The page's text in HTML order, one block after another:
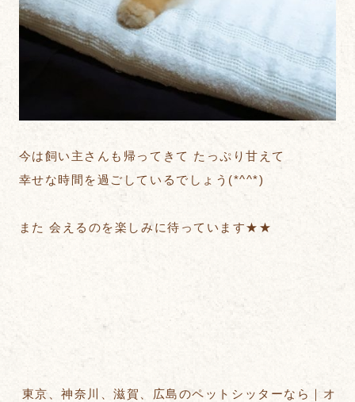
今は飼い主さんも帰ってきて たっぷり甘えて
幸せな時間を過ごしているでしょう(*^^*)
また 会えるのを楽しみに待っています★★
東京、神奈川、滋賀、広島のペットシッターなら｜オ